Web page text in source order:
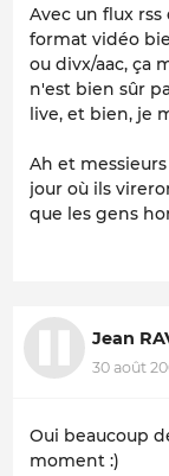
Avec un flux
format vidéo
ou divx/aac, ça
n'est bien sûr
live, et bien, je
Ah et
jour où ils
que les gens
Jean
30 août
Oui beaucoup
moment :)